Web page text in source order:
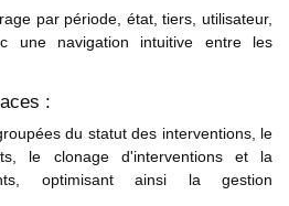
par période, état, tiers, utilisateur,
une navigation intuitive entre les
:
du statut des interventions, le
le clonage d'interventions et la
optimisant ainsi la gestion